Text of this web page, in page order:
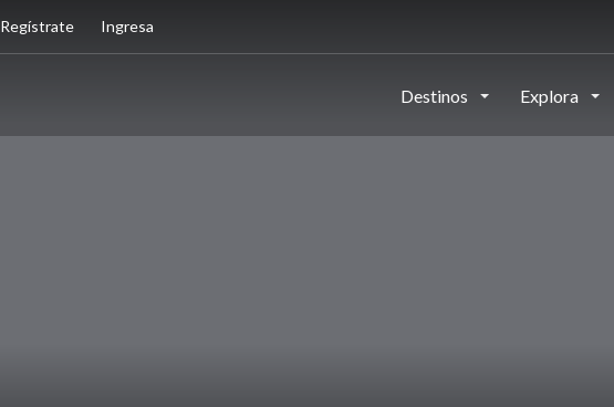
Regístrate Ingresa
Destinos Explora